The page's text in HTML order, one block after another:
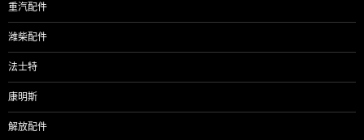
重汽配件
潍柴配件
法士特
康明斯
解放配件